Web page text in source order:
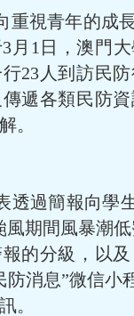
重視青年的成
月1日，澳門
23人到訪民
遞各類民防
。
透過簡報向學
風期間風暴潮
的分級，以
防消息”微信小
。